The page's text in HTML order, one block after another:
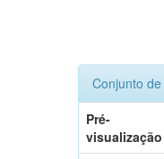
Conjunto
Pré-
visualização